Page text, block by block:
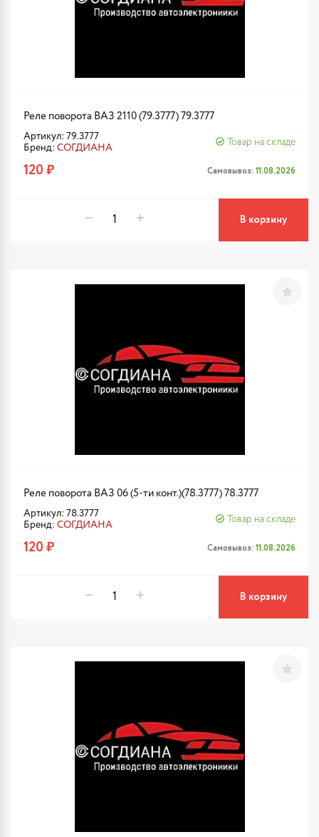
Реле поворота ВАЗ 2110 (79.3777) 79.3777
Артикул: 79.3777
Бренд: СОГДИАНА
Товар на складе
120 ₽ Самовывоз: 11.08.2026
В корзину
Реле поворота ВАЗ 06 (5-ти конт.)(78.3777) 78.3777
Артикул: 78.3777
Бренд: СОГДИАНА
Товар на складе
120 ₽ Самовывоз: 11.08.2026
В корзину